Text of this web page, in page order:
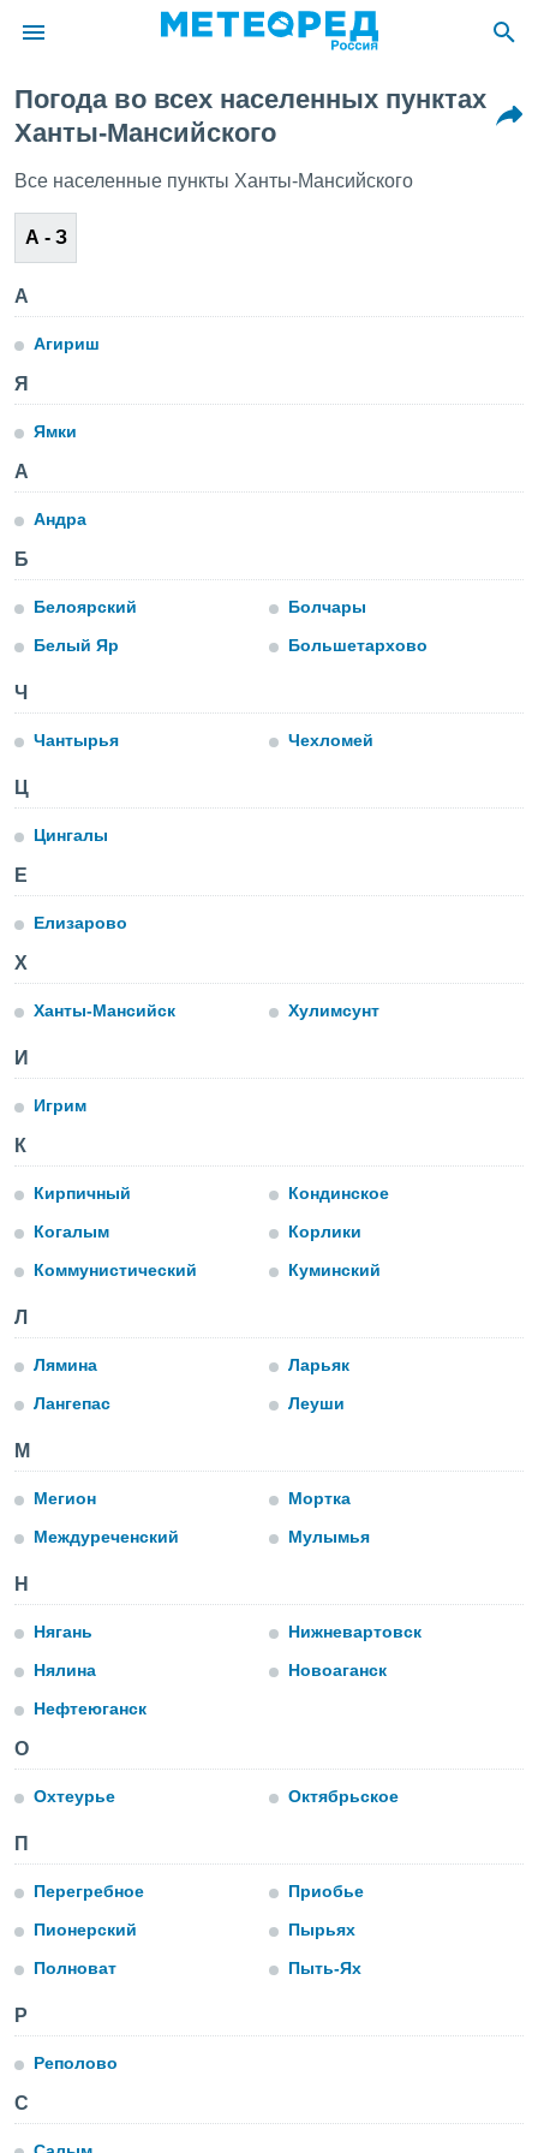
о
к этому
доступ
собранной
основе.
и
вы
к веб-
всех
наших
и
действия
рекламу
основе.
в нашей
cookie
cookie
в
ВЫ
равно
нашим
мы
cookie,
веб-сайту,
cookie
или
ПРИНЯТЬ
ПРОДОЛЖИТЬ
НАСТРОЙКИ
Погода во всех населенных пунктах
Ханты-Мансийского
Все населенные пункты Ханты-Мансийского
А - З
А
Агириш
Я
Ямки
А
Андра
Б
Белоярский
Белый Яр
Болчары
Большетархово
Ч
Чантырья Чехломей
Ц
Цингалы
Е
Елизарово
Х
Ханты-Мансийск Хулимсунт
И
Игрим
К
Кирпичный
Когалым
Коммунистический
Кондинское
Корлики
Куминский
Л
Лямина
Лангепас
Ларьяк
Леуши
М
Мегион
Междуреченский
Мортка
Мулымья
Н
Нягань
Нялина
Нефтеюганск
Нижневартовск
Новоаганск
О
Охтеурье Октябрьское
П
Перегребное
Пионерский
Полноват
Приобье
Пырьях
Пыть-Ях
Р
Реполово
С